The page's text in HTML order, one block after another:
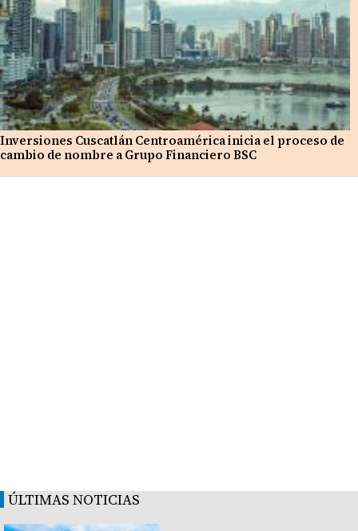
Inversiones Cuscatlán Centroamérica inicia el proceso de
cambio de nombre a Grupo Financiero BSC
ÚLTIMAS NOTICIAS